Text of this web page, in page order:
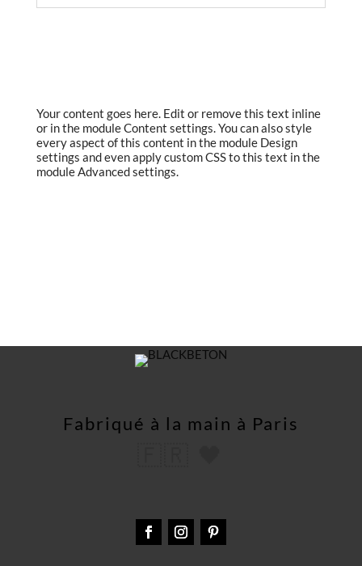
Your content goes here. Edit or remove this text inline
or in the module Content settings. You can also style
every aspect of this content in the module Design
settings and even apply custom CSS to this text in the
module Advanced settings.
Fabriqué à la main à Paris